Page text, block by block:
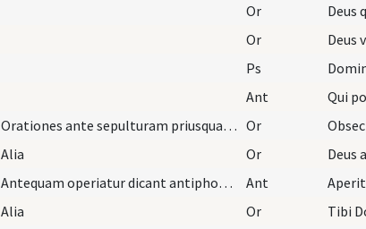
Or
Or Deus
Ps
Ant Qui
Orationes ante sepulturam priusquam sepeliatur Or
Alia Or Deus
Antequam operiatur dicant antiphonam Ant
Alia Or Tibi